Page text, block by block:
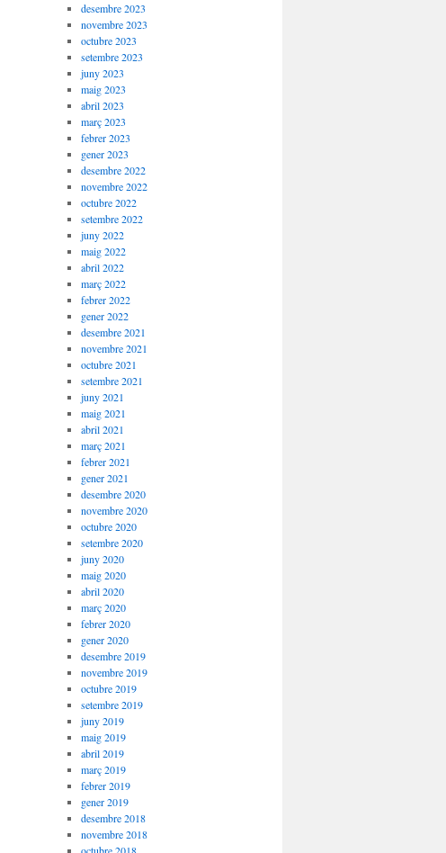
desembre 2023
novembre 2023
octubre 2023
setembre 2023
juny 2023
maig 2023
abril 2023
març 2023
febrer 2023
gener 2023
desembre 2022
novembre 2022
octubre 2022
setembre 2022
juny 2022
maig 2022
abril 2022
març 2022
febrer 2022
gener 2022
desembre 2021
novembre 2021
octubre 2021
setembre 2021
juny 2021
maig 2021
abril 2021
març 2021
febrer 2021
gener 2021
desembre 2020
novembre 2020
octubre 2020
setembre 2020
juny 2020
maig 2020
abril 2020
març 2020
febrer 2020
gener 2020
desembre 2019
novembre 2019
octubre 2019
setembre 2019
juny 2019
maig 2019
abril 2019
març 2019
febrer 2019
gener 2019
desembre 2018
novembre 2018